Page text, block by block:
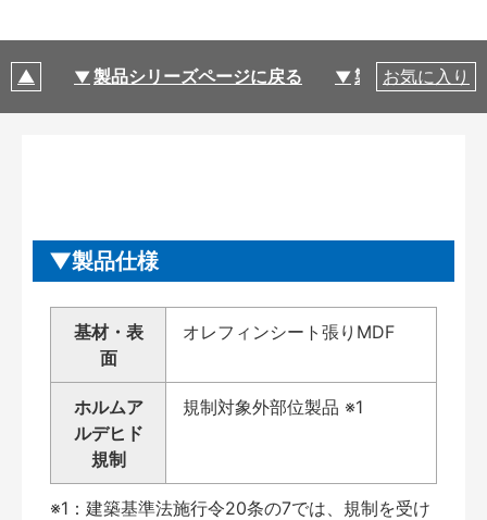
製品シリーズページに戻る 製品仕様
お気に入り
製品仕様
基材・表
面
オレフィンシート張りMDF
ホルムア
ルデヒド
規制
規制対象外部位製品 ※1
※1：建築基準法施行令20条の7では、規制を受け